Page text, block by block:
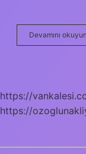
Devamını okuyun
https://
https://